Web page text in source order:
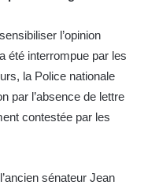
l’opinion
été interrompue par les
la Police nationale
par l’absence de lettre
contestée par les
sénateur Jean